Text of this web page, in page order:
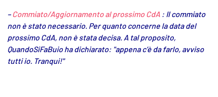
–Commiato/Aggiornamento al prossimo CdA : Il commiato
non è stato necessario. Per quanto concerne la data del
prossimo CdA, non è stata decisa. A tal proposito,
QuandoSiFaBuio ha dichiarato: "appena c’è da farlo, avviso
tutti io. Tranqui!"